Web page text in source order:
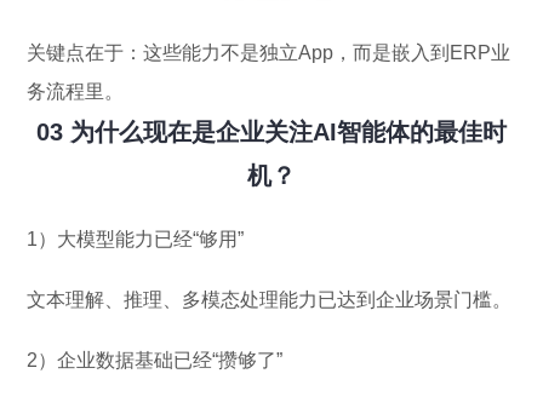
关键点在于：这些能力不是独立App，而是嵌入到ERP业
务流程里。
03 为什么现在是企业关注AI智能体的最佳时
机？
1）大模型能力已经“够用”
文本理解、推理、多模态处理能力已达到企业场景门槛。
2）企业数据基础已经“攒够了”